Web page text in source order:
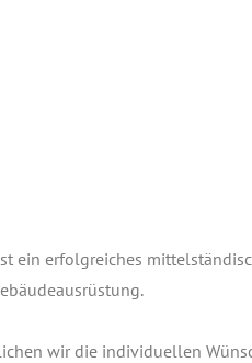
ein erfolg­rei­ches
wir die indi­vi­du­el­len